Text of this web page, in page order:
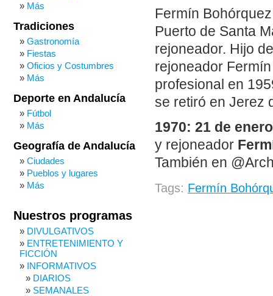
Fermín
Puerto de Santa
rejoneador. Hijo
rejoneador
profesional en
se retiró en Jerez
1970: 21 de
y rejoneador
También en
Tags: Fermín
Más
Tradiciones
Gastronomía
Fiestas
Oficios y Costumbres
Más
Deporte en Andalucía
Fútbol
Más
Geografía de Andalucía
Ciudades
Pueblos y lugares
Más
Nuestros programas
DIVULGATIVOS
ENTRETENIMIENTO Y
FICCIÓN
INFORMATIVOS
DIARIOS
SEMANALES